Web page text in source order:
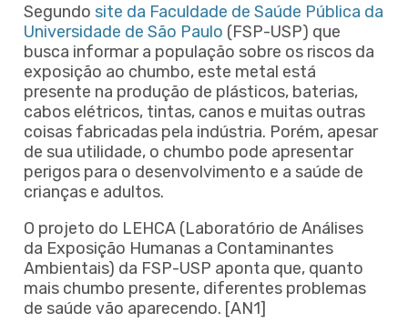
Segundo site da Faculdade de Saúde Pública da
Universidade de São Paulo (FSP-USP) que
busca informar a população sobre os riscos da
exposição ao chumbo, este metal está
presente na produção de plásticos, baterias,
cabos elétricos, tintas, canos e muitas outras
coisas fabricadas pela indústria. Porém, apesar
de sua utilidade, o chumbo pode apresentar
perigos para o desenvolvimento e a saúde de
crianças e adultos.
O projeto do LEHCA (Laboratório de Análises
da Exposição Humanas a Contaminantes
Ambientais) da FSP-USP aponta que, quanto
mais chumbo presente, diferentes problemas
de saúde vão aparecendo. [AN1]